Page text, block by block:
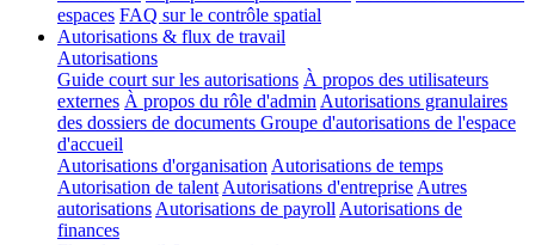
espaces FAQ sur le contrôle spatial
Autorisations & flux de travail
Autorisations
Guide court sur les autorisations À propos des utilisateurs
externes À propos du rôle d'admin Autorisations granulaires
des dossiers de documents Groupe d'autorisations de l'espace
d'accueil
Autorisations d'organisation Autorisations de temps
Autorisation de talent Autorisations d'entreprise Autres
autorisations Autorisations de payroll Autorisations de
finances